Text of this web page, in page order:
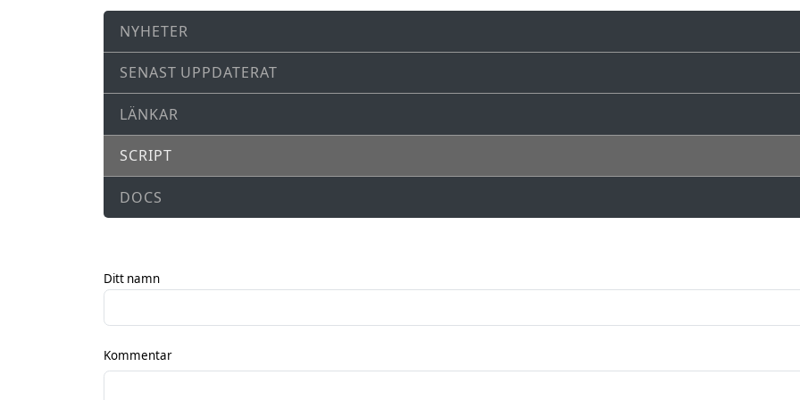
NYHETER
SENAST UPPDATERAT
LÄNKAR
SCRIPT
DOCS
Ditt namn
Kommentar